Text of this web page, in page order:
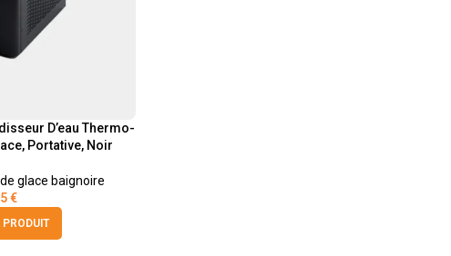
D’eau Thermo-
Portative, Noir
glace baignoire
€